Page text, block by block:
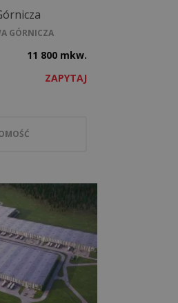
GÓRNICZA
11 800 mkw.
ZAPYTAJ